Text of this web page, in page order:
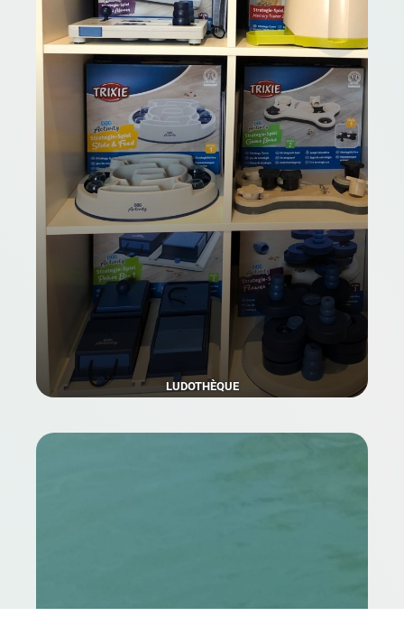
LUDOTHÈQUE